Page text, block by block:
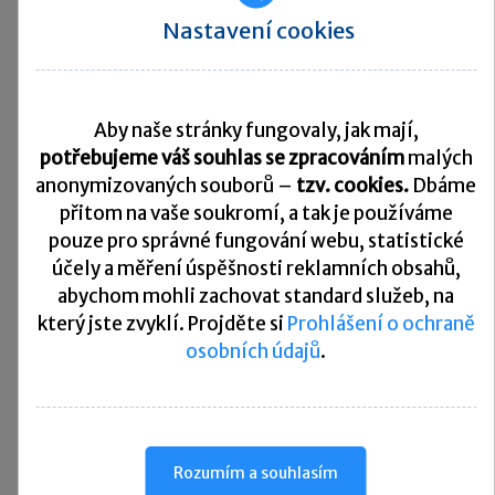
bionaftu
2710194699
Těžké oleje plynové
nebo výrobu tepla,
obsah síry nad
0,001 %, ale
nepřesahující
0,002 %
hmotnostních,
neobsahující
bionaftu
(biosložky)
01.01.2012 09.09.9999
Těžké oleje plynové
pro výrobu tepla
bez ohledu na
způsob spotřeby
tepla, obsah síry
nad 0,002 %
hmotnostních, ale
neobsahující
01.01.2012
Těžké oleje plynové
pro výrobu směsí
Nastavení cookies
Aby naše stránky fungovaly, jak mají,
potřebujeme váš souhlas se zpracovánímmalých
anonymizovaných souborů – tzv. cookies. Dbáme
přitom na vaše soukromí, a tak je používáme
pouze pro správné fungování webu, statistické
účely a měření úspěšnosti reklamních obsahů,
abychom mohli zachovat standard služeb, na
který jste zvyklí. Projděte si Prohlášení o ochraně
osobních údajů.
Rozumím a souhlasím